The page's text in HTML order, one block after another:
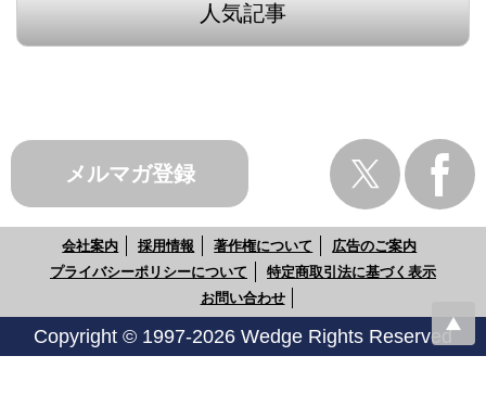
人気記事
メルマガ登録
会社案内 採用情報 著作権について
広告のご案内
プライバシーポリシーについて
特定商取引法に基づく表示
お問い合わせ
Copyright © 1997-2026 Wedge Rights Reserved